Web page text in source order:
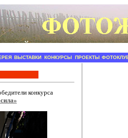
ВЫСТАВКИ КОНКУРСЫ ПРОЕКТЫ
конкурса